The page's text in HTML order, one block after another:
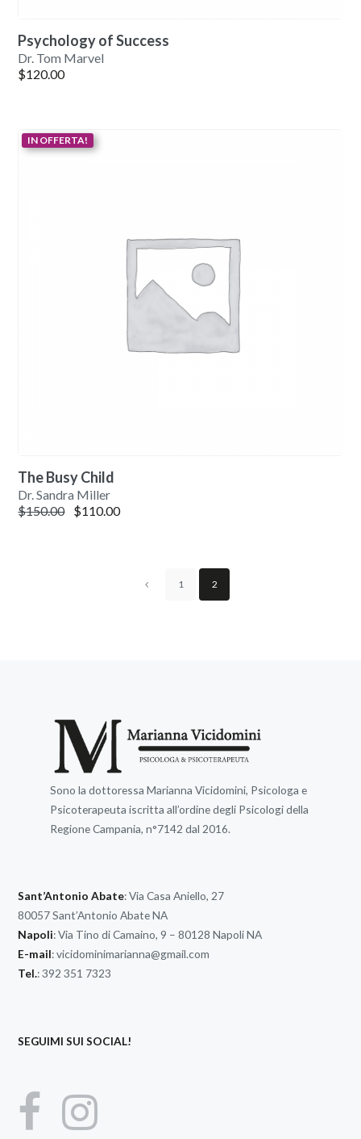
Psychology of Success
Dr. Tom Marvel
$120.00
IN OFFERTA!
The Busy Child
Dr. Sandra Miller
$150.00 Il prezzo originale era: $150.00.
$110.00Il prezzo attuale è: $110.00.
1 2
Sono la dottoressa Marianna Vicidomini, Psicologa e
Psicoterapeuta iscritta all’ordine degli Psicologi della
Regione Campania, n°7142 dal 2016.
Sant’Antonio Abate: Via Casa Aniello, 27
80057 Sant’Antonio Abate NA
Napoli: Via Tino di Camaino, 9 – 80128 Napoli NA
E-mail:vicidominimarianna@gmail.com
Tel.: 392 351 7323
SEGUIMI SUI SOCIAL!